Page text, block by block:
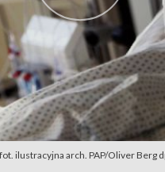
ilustracyjna arch. PAP/Oliver Berg